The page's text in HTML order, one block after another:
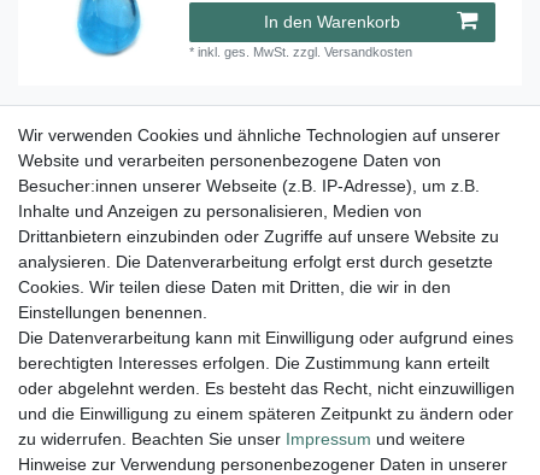
In den Warenkorb
*inkl. ges. MwSt. zzgl.Versandkosten
Trommelstein-Anhänger Bernstein 2-2,5 cm mit
Metall-Öse
3,95 € *
In den Warenkorb
*inkl. ges. MwSt. zzgl.Versandkosten
Lieferung und Versand
Impressum Daten­schutz­erklärung AGB
Wir verwenden Cookies und ähnliche Technologien auf unserer
Website und verarbeiten personenbezogene Daten von
Besucher:innen unserer Webseite (z.B. IP-Adresse), um z.B.
Inhalte und Anzeigen zu personalisieren, Medien von
Drittanbietern einzubinden oder Zugriffe auf unsere Website zu
analysieren. Die Datenverarbeitung erfolgt erst durch gesetzte
Cookies. Wir teilen diese Daten mit Dritten, die wir in den
Einstellungen benennen.
Die Datenverarbeitung kann mit Einwilligung oder aufgrund eines
berechtigten Interesses erfolgen. Die Zustimmung kann erteilt
oder abgelehnt werden. Es besteht das Recht, nicht einzuwilligen
und die Einwilligung zu einem späteren Zeitpunkt zu ändern oder
zu widerrufen. Beachten Sie unser Impressum und weitere
Hinweise zur Verwendung personenbezogener Daten in unserer